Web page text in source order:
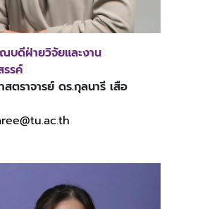
บดีฝ่ายวิจัยและงาน
รรค์
สตราจารย์ ดร.กุลนารี เสือ